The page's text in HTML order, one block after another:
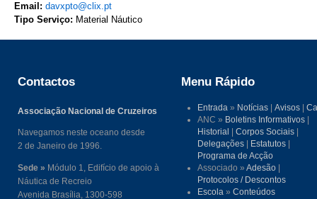
Email: davxpto@clix.pt
Tipo Serviço: Material Náutico
Contactos
Associação Nacional de Cruzeiros
Navegamos neste oceano desde
2 de Janeiro de 1996.
Sede » Módulo 1, Edifício de apoio à
Náutica de Recreio
Avenida Brasília, 1300-598
Menu Rápido
Entrada » Notícias |Avisos |
ANC » Boletins Informativos
Historial
|Corpos Sociais
Delegações
Estatutos
Programa de Acção
Associado »Adesão
Protocolos / Descontos
Escola »Conteúdos